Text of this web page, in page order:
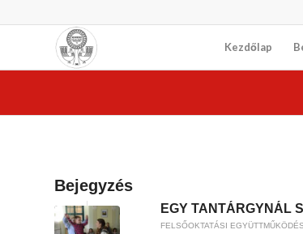
Kezdőlap
Bejegyzés
EGY TANTÁRGYNÁL
FELSŐOKTATÁSI EGYÜTTMŰKÖDÉS